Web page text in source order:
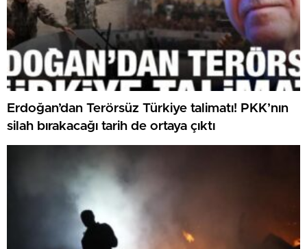
Erdoğan’dan Terörsüz Türkiye talimatı! PKK’nın
silah bırakacağı tarih de ortaya çıktı